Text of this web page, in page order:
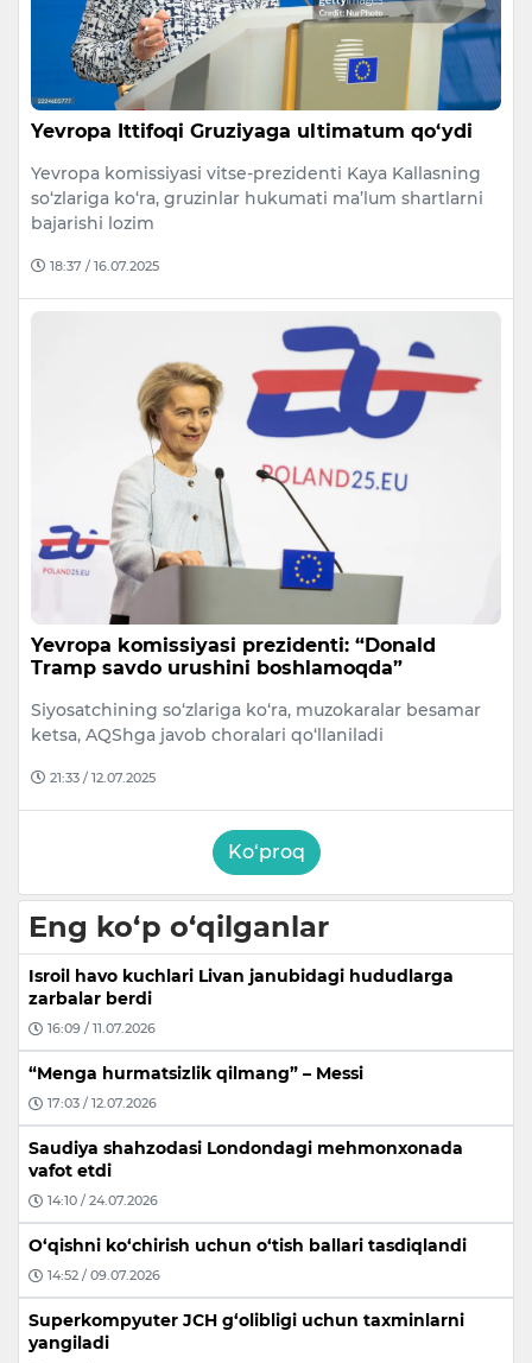
Yevropa Ittifoqi Gruziyaga ultimatum qo‘ydi
Yevropa komissiyasi vitse-prezidenti Kaya Kallasning
so‘zlariga ko‘ra, gruzinlar hukumati ma’lum shartlarni
bajarishi lozim
18:37 / 16.07.2025
Yevropa komissiyasi prezidenti: “Donald
Tramp savdo urushini boshlamoqda”
Siyosatchining so‘zlariga ko‘ra, muzokaralar besamar
ketsa, AQShga javob choralari qo‘llaniladi
21:33 / 12.07.2025
Ko‘proq
Eng ko‘p o‘qilganlar
Isroil havo kuchlari Livan janubidagi hududlarga
zarbalar berdi
16:09 / 11.07.2026
“Menga hurmatsizlik qilmang” – Messi
17:03 / 12.07.2026
Saudiya shahzodasi Londondagi mehmonxonada
vafot etdi
14:10 / 24.07.2026
O‘qishni ko‘chirish uchun o‘tish ballari tasdiqlandi
14:52 / 09.07.2026
Superkompyuter JCH g‘olibligi uchun taxminlarni
yangiladi